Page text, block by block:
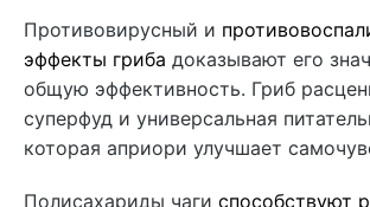
Противовирусный и
эффекты гриба доказывают его
общую эффективность. Гриб
суперфуд и универсальная
которая априори улучшает
Полисахариды чаги способствуют